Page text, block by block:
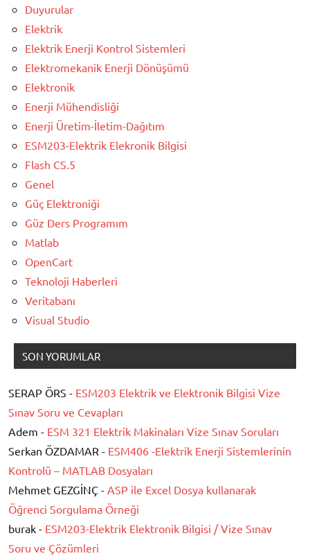
Duyurular
Elektrik
Elektrik Enerji Kontrol Sistemleri
Elektromekanik Enerji Dönüşümü
Elektronik
Enerji Mühendisliği
Enerji Üretim-İletim-Dağıtım
ESM203-Elektrik Elekronik Bilgisi
Flash CS.5
Genel
Güç Elektroniği
Güz Ders Programım
Matlab
OpenCart
Teknoloji Haberleri
Veritabanı
Visual Studio
SON YORUMLAR
SERAP ÖRS - ESM203 Elektrik ve Elektronik Bilgisi Vize
Sınav Soru ve Cevapları
Adem - ESM 321 Elektrik Makinaları Vize Sınav Soruları
Serkan ÖZDAMAR - ESM406 -Elektrik Enerji Sistemlerinin
Kontrolü – MATLAB Dosyaları
Mehmet GEZGİNÇ - ASP ile Excel Dosya kullanarak
Öğrenci Sorgulama Örneği
burak - ESM203-Elektrik Elektronik Bilgisi / Vize Sınav
Soru ve Çözümleri